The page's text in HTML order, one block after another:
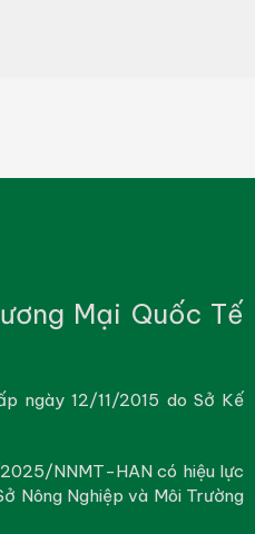
Mại Quốc Tế
ngày 12/11/2015 do Sở Kế
NNMT-HAN có hiệu lực
Nông Nghiệp và Môi Trường